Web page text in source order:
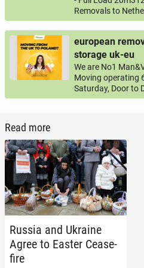
Removals to
european
storage uk-eu
We are No1
Moving operating
Saturday, Door to
Read more
Russia and Ukraine
Agree to Easter Cease­
fire